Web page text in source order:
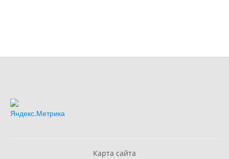
Карта сайта